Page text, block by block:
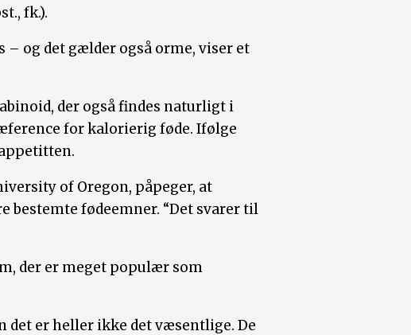
fk.).
og det gælder også orme, viser et
der også findes naturligt i
for kalorierig føde. Ifølge
of Oregon, påpeger, at
bestemte fødeemner. “Det svarer til
der er meget populær som
det er heller ikke det væsentlige. De